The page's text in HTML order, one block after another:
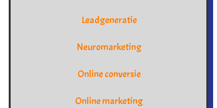
Leadgeneratie
Neuromarketing
Online conversie
Online marketing